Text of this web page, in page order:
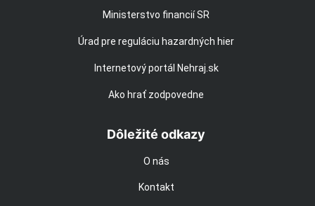
Ministerstvo financií SR
Úrad pre reguláciu hazardných hier
Internetový portál Nehraj.sk
Ako hrať zodpovedne
Dôležité odkazy
O nás
Kontakt